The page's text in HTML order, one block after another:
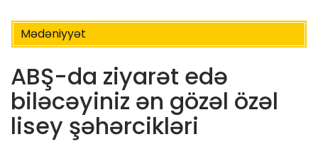
Mədəniyyət
ABŞ-da ziyarət edə
biləcəyiniz ən gözəl özəl
lisey şəhərcikləri